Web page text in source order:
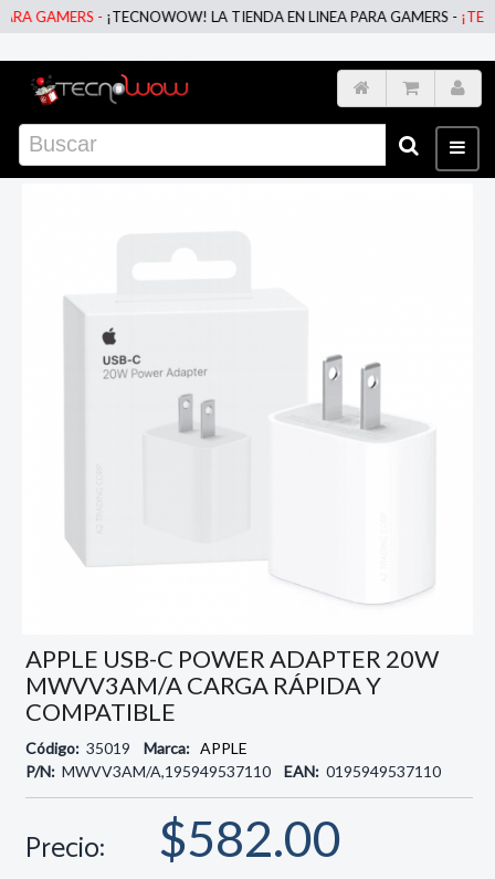
GAMERS -¡TECNOWOW! LA TIENDA EN LINEA PARA GAMERS -
APPLE USB-C POWER ADAPTER 20W
MWVV3AM/A CARGA RÁPIDA Y
COMPATIBLE
Código: 35019 Marca: APPLE
P/N: MWVV3AM/A,195949537110 EAN: 0195949537110
Precio: $582.00